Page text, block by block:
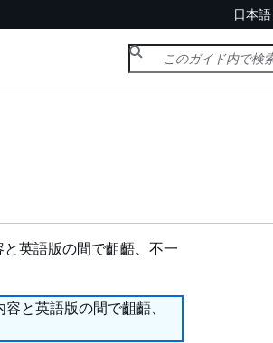
日本語
英語版の間で齟齬、不一
と英語版の間で齟齬、